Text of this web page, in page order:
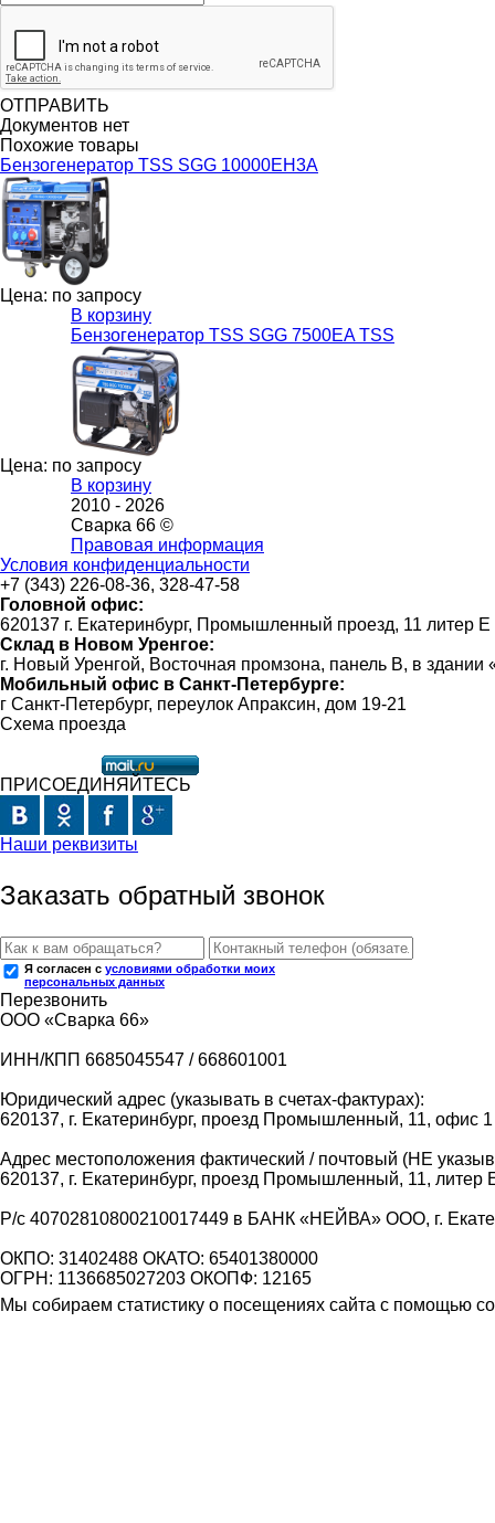
ОТПРАВИТЬ
Документов нет
Похожие товары
Бензогенератор TSS SGG 10000EH3A
Цена: по запросу
В корзину
Бензогенератор TSS SGG 7500ЕA TSS
Цена: по запросу
В корзину
2010 - 2026
Сварка 66 ©
Правовая информация
Условия конфиденциальности
+7 (343) 226-08-36, 328-47-58
Головной офис:
620137 г. Екатеринбург, Промышленный проезд, 11 литер Е
Склад в Новом Уренгое:
г. Новый Уренгой, Восточная промзона, панель В, в
Мобильный офис в Санкт-Петербурге:
г Санкт-Петербург, переулок Апраксин, дом 19-21
Схема проезда
ПРИСОЕДИНЯЙТЕСЬ
Наши реквизиты
Заказать обратный звонок
Я согласен с условиями обработки моих
персональных данных
Перезвонить
ООО «Сварка 66»
ИНН/КПП 6685045547 / 668601001
Юридический адрес (указывать в счетах-фактурах):
620137, г. Екатеринбург, проезд Промышленный, 11, офис 1
Адрес местоположения фактический / почтовый (НЕ
620137, г. Екатеринбург, проезд Промышленный, 11, литер
Р/с 40702810800210017449 в БАНК «НЕЙВА» ООО, г.
ОКПО: 31402488 ОКАТО: 65401380000
ОГРН: 1136685027203 ОКОПФ: 12165
Мы собираем статистику о посещениях сайта с помощью